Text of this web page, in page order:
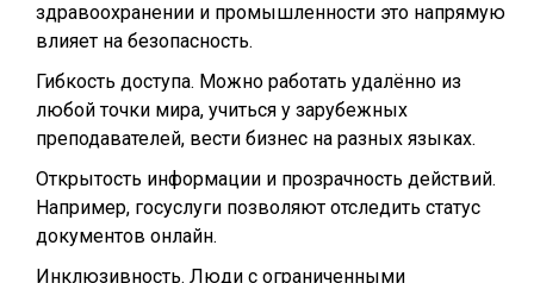
здравоохранении и промышленности это напрямую
влияет на безопасность.
Гибкость доступа. Можно работать удалённо из
любой точки мира, учиться у зарубежных
преподавателей, вести бизнес на разных языках.
Открытость информации и прозрачность действий.
Например, госуслуги позволяют отследить статус
документов онлайн.
Инклюзивность. Люди с ограниченными